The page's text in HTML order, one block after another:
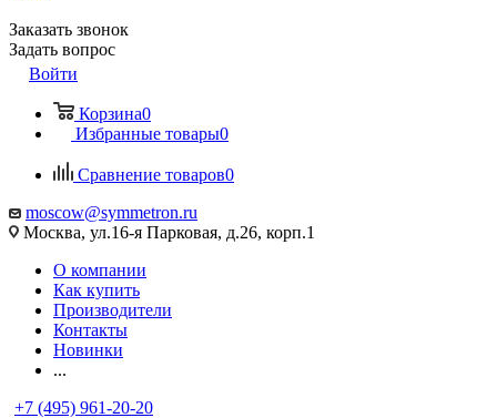
Заказать звонок
Задать вопрос
Войти
Корзина0
Избранные товары0
Сравнение товаров0
moscow@symmetron.ru
Москва, ул.16-я Парковая, д.26, корп.1
О компании
Как купить
Производители
Контакты
Новинки
...
+7 (495) 961-20-20